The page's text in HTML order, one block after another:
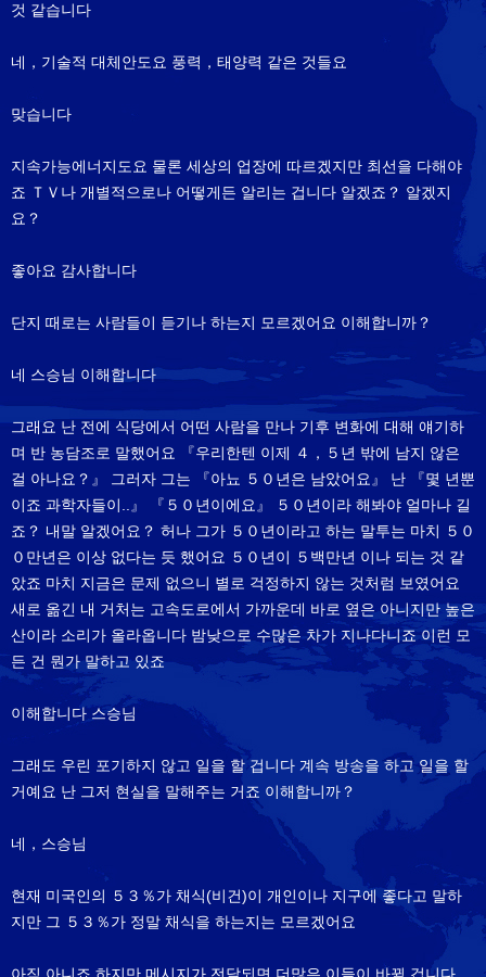
것 같습니다
네，기술적 대체안도요 풍력，태양력 같은 것들요
맞습니다
지속가능에너지도요 물론 세상의 업장에 따르겠지만 최선을 다해야
죠 ＴＶ나 개별적으로나 어떻게든 알리는 겁니다 알겠죠？ 알겠지
요？
좋아요 감사합니다
단지 때로는 사람들이 듣기나 하는지 모르겠어요 이해합니까？
네 스승님 이해합니다
그래요 난 전에 식당에서 어떤 사람을 만나 기후 변화에 대해 얘기하
며 반 농담조로 말했어요 『우리한텐 이제 ４，５년 밖에 남지 않은
걸 아나요？』 그러자 그는 『아뇨 ５０년은 남았어요』 난 『몇 년뿐
이죠 과학자들이..』 『５０년이에요』 ５０년이라 해봐야 얼마나 길
죠？ 내말 알겠어요？ 허나 그가 ５０년이라고 하는 말투는 마치 ５０
０만년은 이상 없다는 듯 했어요 ５０년이 ５백만년 이나 되는 것 같
았죠 마치 지금은 문제 없으니 별로 걱정하지 않는 것처럼 보였어요
새로 옮긴 내 거처는 고속도로에서 가까운데 바로 옆은 아니지만 높은
산이라 소리가 올라옵니다 밤낮으로 수많은 차가 지나다니죠 이런 모
든 건 뭔가 말하고 있죠
이해합니다 스승님
그래도 우린 포기하지 않고 일을 할 겁니다 계속 방송을 하고 일을 할
거예요 난 그저 현실을 말해주는 거죠 이해합니까？
네，스승님
현재 미국인의 ５３％가 채식(비건)이 개인이나 지구에 좋다고 말하
지만 그 ５３％가 정말 채식을 하는지는 모르겠어요